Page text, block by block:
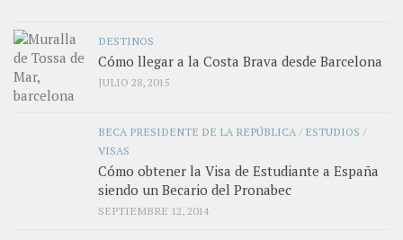
DESTINOS
Cómo llegar a la Costa Brava desde Barcelona
JULIO 28, 2015
BECA PRESIDENTE DE LA REPÚBLICA / ESTUDIOS /
VISAS
Cómo obtener la Visa de Estudiante a España
siendo un Becario del Pronabec
SEPTIEMBRE 12, 2014